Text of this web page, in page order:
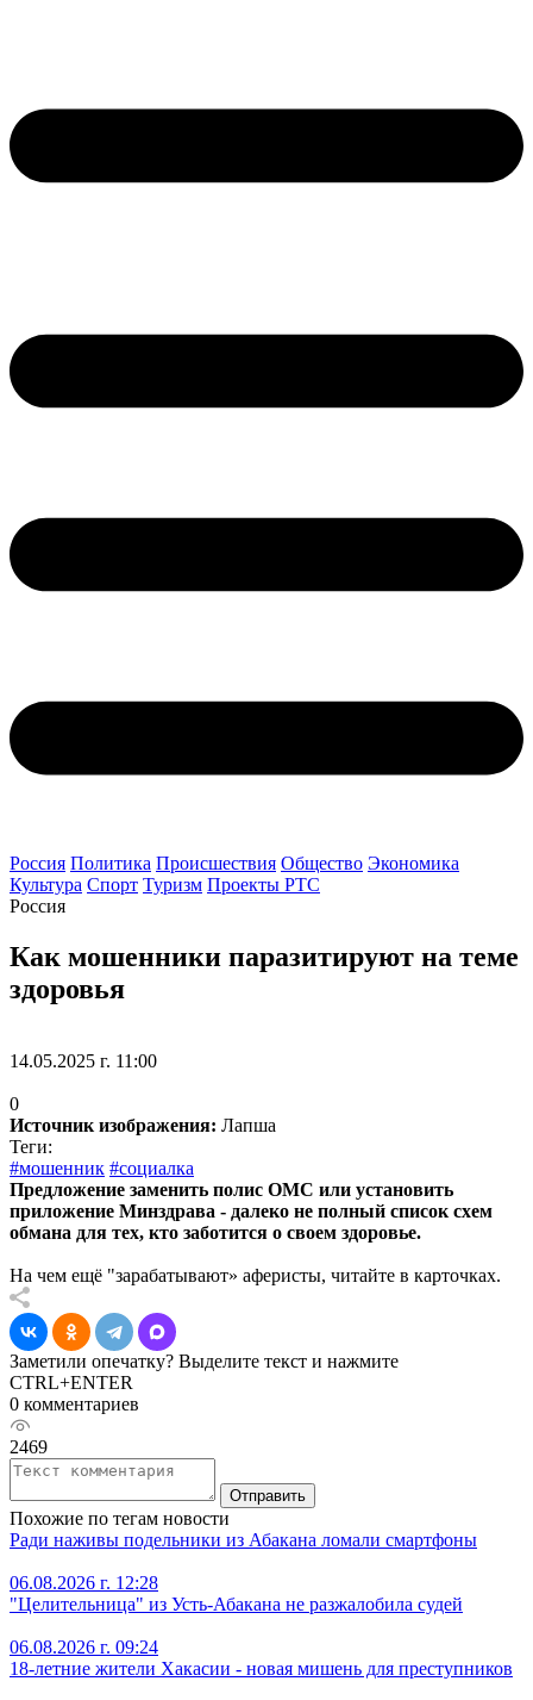
Россия Политика Происшествия Общество Экономика
Культура Спорт Туризм Проекты РТС
Россия
Как мошенники паразитируют на теме
здоровья
14.05.2025 г. 11:00
0
Источник изображения: Лапша
Теги:
#мошенник #социалка
Предложение заменить полис ОМС или установить
приложение Минздрава - далеко не полный список схем
обмана для тех, кто заботится о своем здоровье.
На чем ещё "зарабатывают» аферисты, читайте в карточках.
Заметили опечатку? Выделите текст и нажмите
CTRL+ENTER
0 комментариев
2469
Отправить
Похожие по тегам новости
Ради наживы подельники из Абакана ломали смартфоны
06.08.2026 г. 12:28
"Целительница" из Усть-Абакана не разжалобила судей
06.08.2026 г. 09:24
18-летние жители Хакасии - новая мишень для преступников